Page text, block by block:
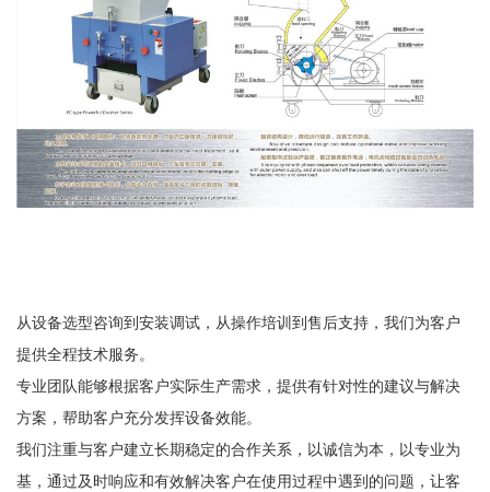
从设备选型咨询到安装调试，从操作培训到售后支持，我们为客户
提供全程技术服务。
专业团队能够根据客户实际生产需求，提供有针对性的建议与解决
方案，帮助客户充分发挥设备效能。
我们注重与客户建立长期稳定的合作关系，以诚信为本，以专业为
基，通过及时响应和有效解决客户在使用过程中遇到的问题，让客